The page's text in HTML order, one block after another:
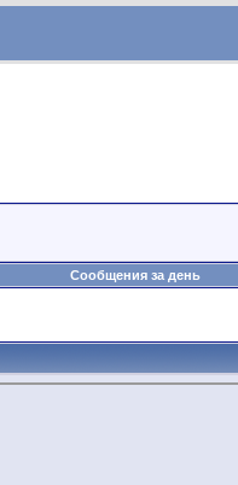
Сообщения за день